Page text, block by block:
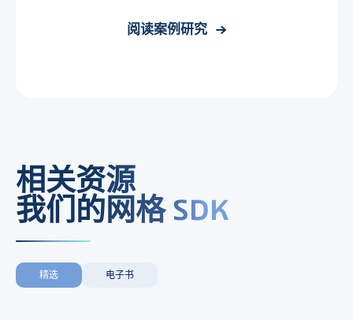
阅读案例研究
相关资源
我们的网格 SDK
精选 电子书